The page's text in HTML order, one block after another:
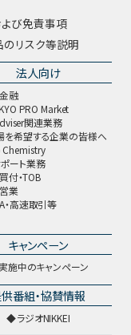
び免責事項
リスク等説明
法人向け
融
PRO Market
関連業務
を希望する企業の皆様へ
ート業務
付・TOB
業
・高速取引等
キャンペーン
施中のキャンペーン
番組・協賛情報
ラジオNIKKEI